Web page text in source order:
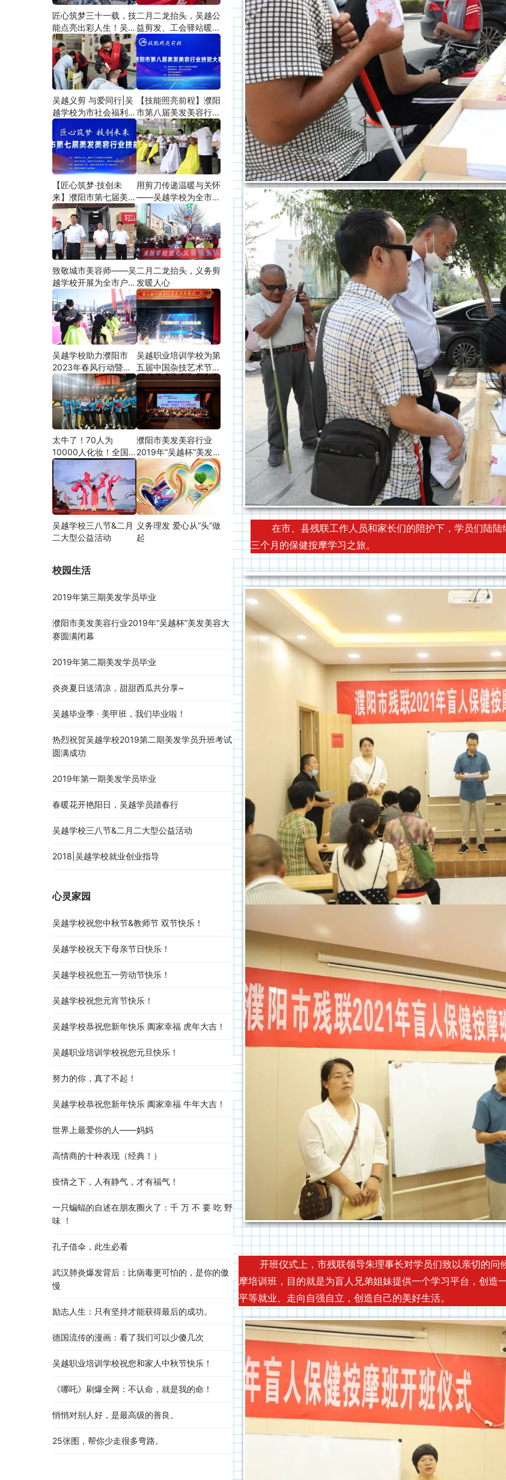
在市、县残联工作人员和家长们的陪护下，学员们陆陆
三个月的保健按摩学习之旅。
开班仪式上，市残联领导朱理事长对学员们致以亲切的问
摩培训班，目的就是为盲人兄弟姐妹提供一个学习平台，创造
平等就业、走向自强自立，创造自己的美好生活。
匠心筑梦三十一载，技
能点亮出彩人生！吴越
学校2026年学员学习
成果汇报会圆满成功！
二月二龙抬头，吴越公
益剪发、工会驿站暖人
心——义务剪发情暖户
外劳动者
吴越义剪 与爱同行|吴
越学校为市社会福利院
爱心义剪
【技能照亮前程】濮阳
市第八届美发美容行业
技能大赛圆满闭幕
【匠心筑梦·技创未
来】濮阳市第七届美发
美容行业技能大赛在市
工人文化宫隆重举行
用剪刀传递温暖与关怀
——吴越学校为全市户
外劳动者爱心义剪
致敬城市美容师——吴
越学校开展为全市户外
劳动者爱心义剪活动
二月二龙抬头，义务剪
发暖人心
吴越学校助力濮阳市
2023年春风行动暨就
业援助月”首场新春招
聘会活动
吴越职业培训学校为第
五届中国杂技艺术节加
油添彩
太牛了！70人为
10000人化妆！全国
关注的盛事你知道吗？
濮阳市美发美容行业
2019年“吴越杯”美发
美容大赛圆满闭幕
吴越学校三八节&二月
二大型公益活动
义务理发 爱心从“头”做
起
校园生活
2019年第三期美发学员毕业
濮阳市美发美容行业2019年“吴越杯”美发美容大
赛圆满闭幕
2019年第二期美发学员毕业
炎炎夏日送清凉，甜甜西瓜共分享~
吴越毕业季 · 美甲班，我们毕业啦！
热烈祝贺吴越学校2019第二期美发学员升班考试
圆满成功
2019年第一期美发学员毕业
春暖花开艳阳日，吴越学员踏春行
吴越学校三八节&二月二大型公益活动
2018|吴越学校就业创业指导
心灵家园
吴越学校祝您中秋节&教师节 双节快乐！
吴越学校祝天下母亲节日快乐！
吴越学校祝您五一劳动节快乐！
吴越学校祝您元宵节快乐！
吴越学校恭祝您新年快乐 阖家幸福 虎年大吉！
吴越职业培训学校祝您元旦快乐！
努力的你，真了不起！
吴越学校恭祝您新年快乐 阖家幸福 牛年大吉！
世界上最爱你的人——妈妈
高情商的十种表现（经典！）
疫情之下，人有静气，才有福气！
一只蝙蝠的自述在朋友圈火了：千 万 不 要 吃 野
味 ！
孔子借伞，此生必看
武汉肺炎爆发背后：比病毒更可怕的，是你的傲
慢
励志人生：只有坚持才能获得最后的成功。
德国流传的漫画：看了我们可以少傻几次
吴越职业培训学校祝您和家人中秋节快乐​！​
《哪吒》刷爆全网：不认命，就是我的命！
悄悄对别人好，是最高级的善良。
25张图，帮你少走很多弯路。